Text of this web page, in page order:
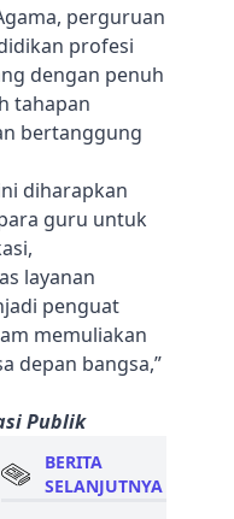
perguruan
profesi
dengan penuh
tahapan
bertanggung
diharapkan
guru untuk
layanan
penguat
memuliakan
depan bangsa,”
Publik
BERITA
SELANJUTNYA